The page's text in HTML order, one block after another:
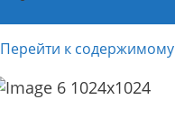
Перейти к содержимому